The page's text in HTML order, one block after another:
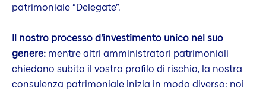
patrimoniale “Delegate”.
Il nostro processo d’investimento unico nel suo
genere: mentre altri amministratori patrimoniali
chiedono subito il vostro profilo di rischio, la nostra
consulenza patrimoniale inizia in modo diverso: noi